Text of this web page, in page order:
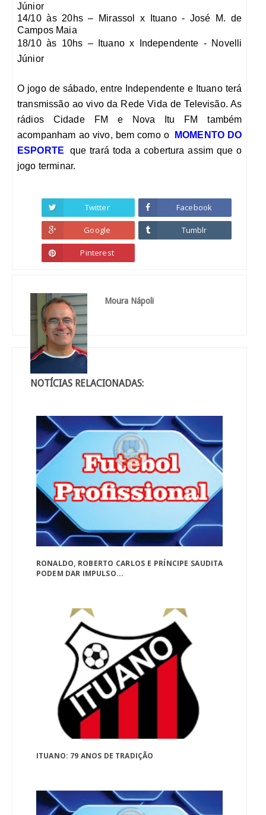
Júnior
14/10 às 20hs – Mirassol x Ituano - José M. de
Campos Maia
18/10 às 10hs – Ituano x Independente - Novelli
Júnior
O jogo de sábado, entre Independente e Ituano terá
transmissão ao vivo da Rede Vida de Televisão. As
rádios Cidade FM e Nova Itu FM também
acompanham ao vivo, bem como o
MOMENTO DO
ESPORTE
que trará toda a cobertura assim que o
jogo terminar.
Twitter Facebook
Google Tumblr
Pinterest
Moura Nápoli
NOTÍCIAS RELACIONADAS:
RONALDO, ROBERTO CARLOS E PRÍNCIPE SAUDITA
PODEM DAR IMPULSO...
ITUANO: 79 ANOS DE TRADIÇÃO